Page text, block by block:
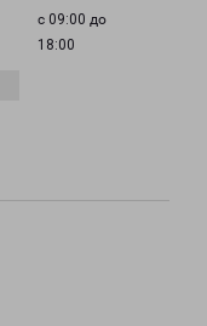
с 09:00 до
18:00